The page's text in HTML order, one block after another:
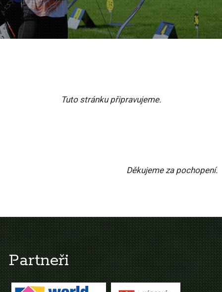
Tuto stránku připravujeme.
Děkujeme za pochopení.
Partneři